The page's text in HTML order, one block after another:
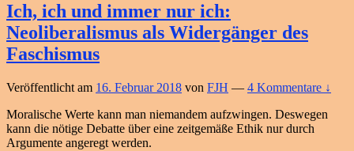
Ich, ich und immer nur ich:
Neoliberalismus als Widergänger des
Faschismus
Veröffentlicht am 16. Februar 2018 von FJH — 4 Kommentare ↓
Moralische Werte kann man niemandem aufzwingen. Deswegen
kann die nötige Debatte über eine zeitgemäße Ethik nur durch
Argumente angeregt werden.